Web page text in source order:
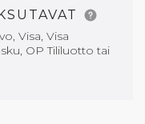
Visa, Visa
OP Tililuotto tai